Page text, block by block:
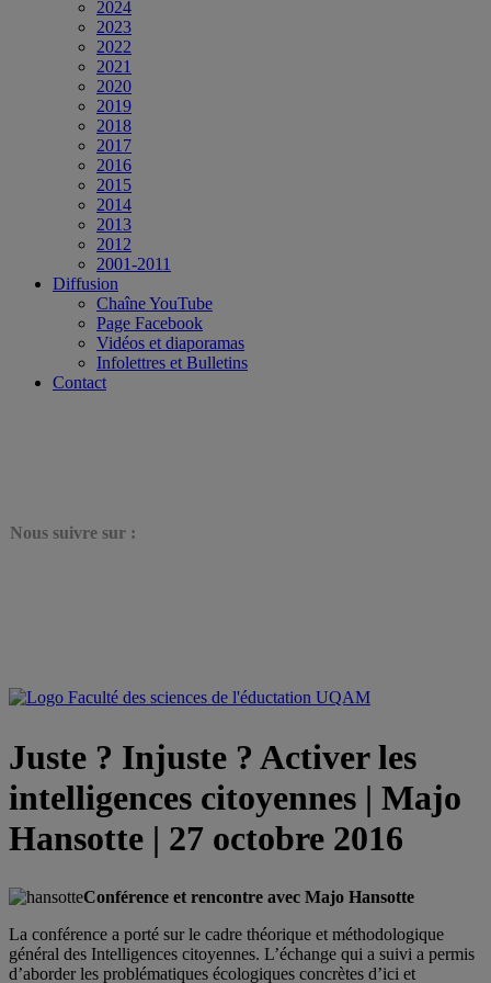
2024
2023
2022
2021
2020
2019
2018
2017
2016
2015
2014
2013
2012
2001-2011
Diffusion
Chaîne YouTube
Page Facebook
Vidéos et diaporamas
Infolettres et Bulletins
Contact
Nous suivre sur :
Juste ? Injuste ? Activer les
intelligences citoyennes | Majo
Hansotte | 27 octobre 2016
Conférence et rencontre avec Majo Hansotte
La conférence a porté sur le cadre théorique et méthodologique
général des Intelligences citoyennes. L’échange qui a suivi a permis
d’aborder les problématiques écologiques concrètes d’ici et